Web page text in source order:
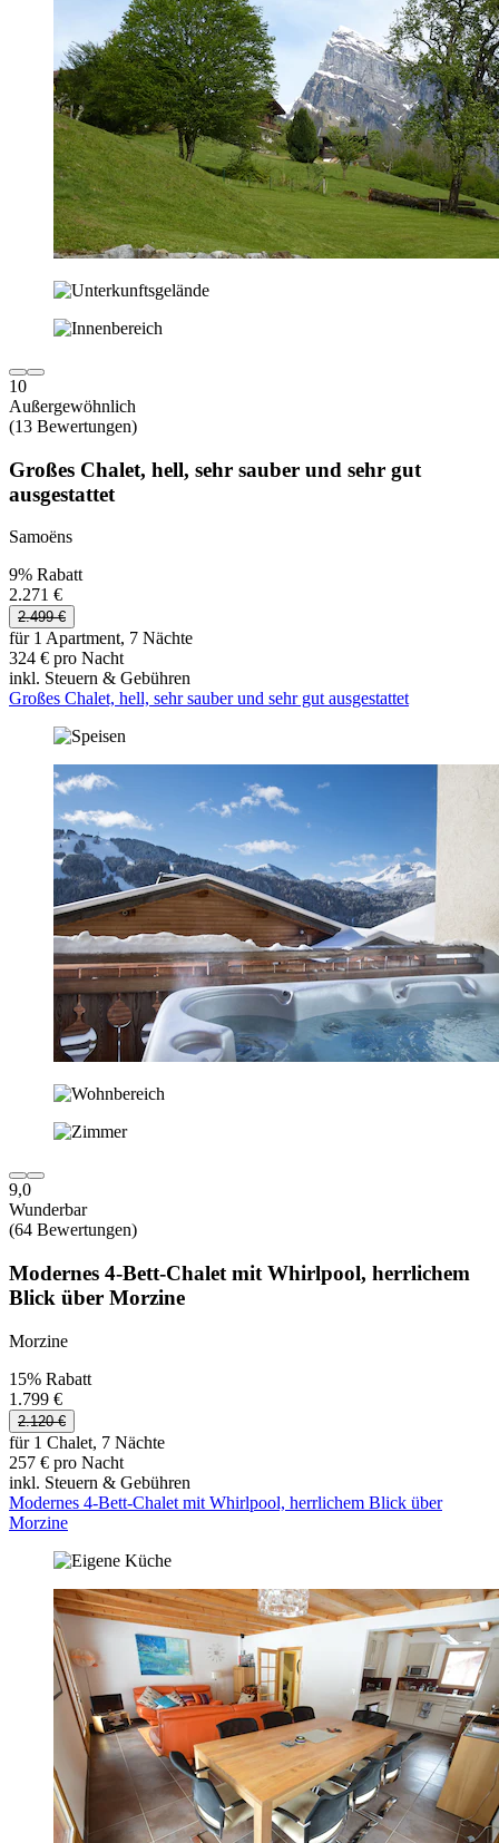
10
Außergewöhnlich
(13 Bewertungen)
Großes Chalet, hell, sehr sauber und sehr gut
ausgestattet
Samoëns
9% Rabatt
2.271 €
2.499 €
für 1 Apartment, 7 Nächte
324 € pro Nacht
inkl. Steuern & Gebühren
Großes Chalet, hell, sehr sauber und sehr gut ausgestattet
9,0
Wunderbar
(64 Bewertungen)
Modernes 4-Bett-Chalet mit Whirlpool, herrlichem
Blick über Morzine
Morzine
15% Rabatt
1.799 €
2.120 €
für 1 Chalet, 7 Nächte
257 € pro Nacht
inkl. Steuern & Gebühren
Modernes 4-Bett-Chalet mit Whirlpool, herrlichem Blick über
Morzine